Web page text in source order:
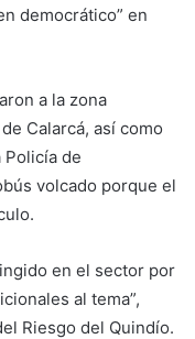
democrático” en
a la zona
Calarcá, así como
Policía de
volcado porque el
en el sector por
al tema”,
Riesgo del Quindío.